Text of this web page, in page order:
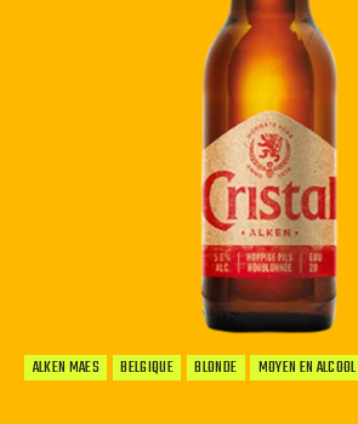
ALKEN MAES BELGIQUE BLONDE MOYEN EN ALCOOL